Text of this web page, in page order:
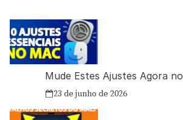
Mude Estes Ajustes Agora
23 de junho de 2026